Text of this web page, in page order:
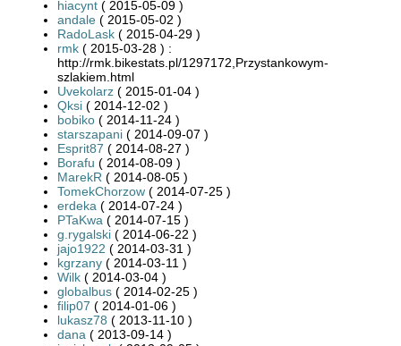
hiacynt ( 2015-05-09 )
andale ( 2015-05-02 )
RadoLask ( 2015-04-29 )
rmk ( 2015-03-28 ) :
http://rmk.bikestats.pl/1297172,Przystankowym-
szlakiem.html
Uvekolarz ( 2015-01-04 )
Qksi ( 2014-12-02 )
bobiko ( 2014-11-24 )
starszapani ( 2014-09-07 )
Esprit87 ( 2014-08-27 )
Borafu ( 2014-08-09 )
MarekR ( 2014-08-05 )
TomekChorzow ( 2014-07-25 )
erdeka ( 2014-07-24 )
PTaKwa ( 2014-07-15 )
g.rygalski ( 2014-06-22 )
jajo1922 ( 2014-03-31 )
kgrzany ( 2014-03-11 )
Wilk ( 2014-03-04 )
globalbus ( 2014-02-25 )
filip07 ( 2014-01-06 )
lukasz78 ( 2013-11-10 )
dana ( 2013-09-14 )